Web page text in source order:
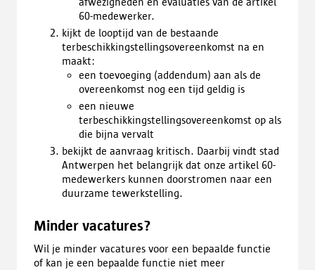
60-medewerker.
kijkt de looptijd van de bestaande
terbeschikkingstellingsovereenkomst na en
maakt:
een toevoeging (addendum) aan als de
overeenkomst nog een tijd geldig is
een nieuwe
terbeschikkingstellingsovereenkomst op als
die bijna vervalt
bekijkt de aanvraag kritisch. Daarbij vindt stad
Antwerpen het belangrijk dat onze artikel 60-
medewerkers kunnen doorstromen naar een
duurzame tewerkstelling.
Minder vacatures?
Wil je minder vacatures voor een bepaalde functie
of kan je een bepaalde functie niet meer